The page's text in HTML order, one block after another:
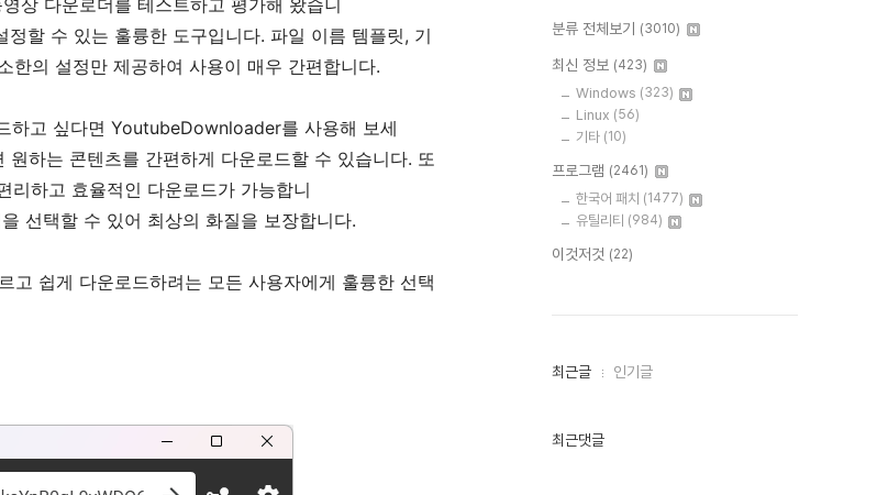
상 다운로더를 테스트하고 평가해 왔습니
할 수 있는 훌륭한 도구입니다. 파일 이름 템플릿, 기
한의 설정만 제공하여 사용이 매우 간편합니다.
하고 싶다면 YoutubeDownloader를 사용해 보세
하는 콘텐츠를 간편하게 다운로드할 수 있습니다. 또
리하고 효율적인 다운로드가 가능합니
선택할 수 있어 최상의 화질을 보장합니다.
쉽게 다운로드하려는 모든 사용자에게 훌륭한 선택
분류 전체보기 (3010)
최신 정보 (423)
Windows (323)
Linux (56)
기타 (10)
프로그램 (2461)
한국어 패치 (1477)
유틸리티 (984)
이것저것 (22)
최
인
최근글 인기글
최근댓글